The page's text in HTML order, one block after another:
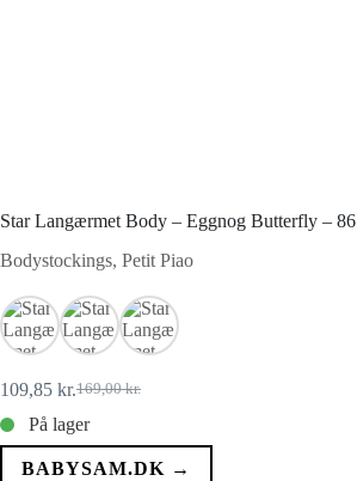
Star Langærmet Body – Eggnog Butterfly – 86
Bodystockings, Petit Piao
169,00kr.
Den
oprindelige
pris
var:
109,85 kr.Den
aktuelle
pris
er:
På lager
BABYSAM.DK →